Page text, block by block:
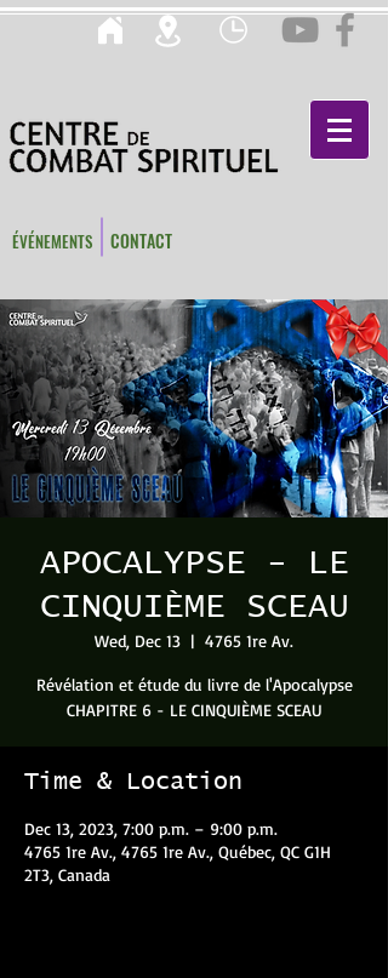
ÉVÉNEMENTS CONTACT
APOCALYPSE - LE
CINQUIÈME SCEAU
Wed, Dec 13
  |
4765 1re Av.
Révélation et étude du livre de l'Apocalypse
CHAPITRE 6 - LE CINQUIÈME SCEAU
Time & Location
Dec 13, 2023, 7:00 p.m. – 9:00 p.m.
4765 1re Av., 4765 1re Av., Québec, QC G1H
2T3, Canada